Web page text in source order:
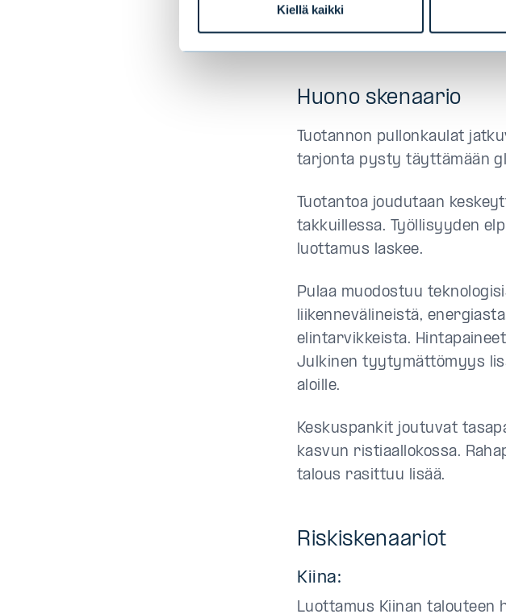
Kiellä kaikki
kuluttajien tottumusten
vaurastumisesta ja
Huono skenaario
Tuotannon pullonkaulat
tarjonta pysty täyttämään
Tuotantoa joudutaan
takkuillessa. Työllisyyden
luottamus laskee.
Pulaa muodostuu
liikennevälineistä,
elintarvikkeista.
Julkinen tyytymättömyys
aloille.
Keskuspankit joutuvat
kasvun ristiaallokossa.
talous rasittuu lisää.
Riskiskenaariot
Kiina:
Luottamus Kiinan talouteen